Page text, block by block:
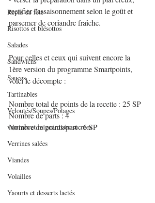
Repas de fête
Risottos et blésottos
Salades
Sandwichs
Sauces
Tartinables
Veloutés/Soupes/Potages
verrines et mignardises sucrées
Verrines salées
Viandes
Volailles
Yaourts et desserts lactés
rectifier l'assaisonnement selon le goût et
parsemer de coriandre fraîche.
Pour celles et ceux qui suivent encore la
1ère version du programme Smartpoints,
voici le décompte :
Nombre total de points de la recette : 25 SP
Nombre de parts : 4
Nombre de points/part : 6 SP